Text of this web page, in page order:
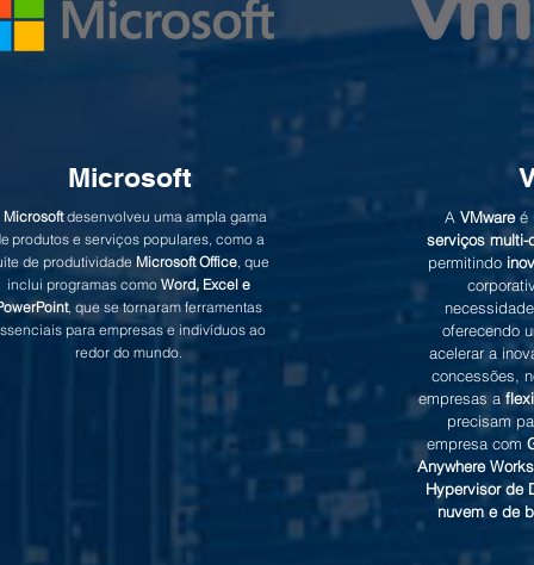
Microsoft
Microsoftdesenvolveu uma ampla gama
produtos e serviços populares, como a
de produtividade Microsoft Office, que
inclui programas como Word, Excel e
, que se tornaram ferramentas
para empresas e indivíduos ao
redor do mundo.
A VMwareé
serviços multi-
permitindo
oferecendo
acelerar a
concessões,
empresas a
precisam
empresa com
Anywhere
Hypervisor de
nuvem e de